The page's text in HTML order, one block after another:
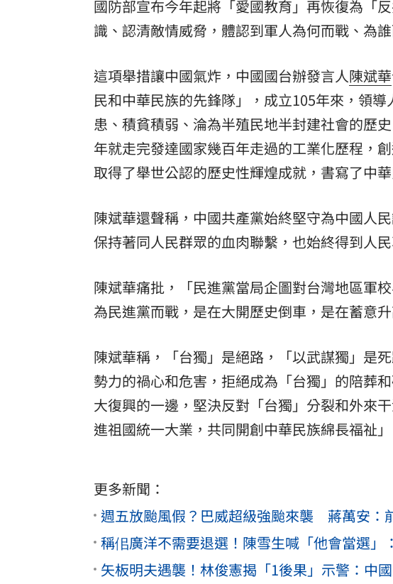
國防部宣布今年起將「愛國教育」再恢復為「
識、認清敵情威脅，體認到軍人為何而戰、為誰
這項舉措讓中國氣炸，中國國台辦發言人陳斌華
民和中華民族的先鋒隊」，成立105年來，領
患、積貧積弱、淪為半殖民地半封建社會的歷
年就走完發達國家幾百年走過的工業化歷程，
取得了舉世公認的歷史性輝煌成就，書寫了中
陳斌華還聲稱，中國共產黨始終堅守為中國人
保持著同人民群眾的血肉聯繫，也始終得到人
陳斌華痛批，「民進黨當局企圖對台灣地區軍
為民進黨而戰，是在大開歷史倒車，是在蓄意
陳斌華稱，「台獨」是絕路，「以武謀獨」是
勢力的禍心和危害，拒絕成為「台獨」的陪葬
大復興的一邊，堅決反對「台獨」分裂和外來
進祖國統一大業，共同開創中華民族綿長福祉」
更多新聞：
週五放颱風假？巴威超級強颱來襲 蔣萬安：
稱佀廣洋不需要退選！陳雪生喊「他會當選」
矢板明夫遇襲！林俊憲揭「1後果」示警：中